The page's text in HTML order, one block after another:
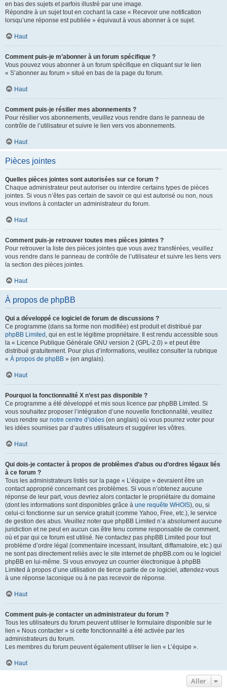
en bas des sujets et parfois illustré par une image.
Répondre à un sujet tout en cochant la case « Recevoir une notification
lorsqu’une réponse est publiée » équivaut à vous abonner à ce sujet.
Haut
Comment puis-je m’abonner à un forum spécifique ?
Vous pouvez vous abonner à un forum spécifique en cliquant sur le lien
« S’abonner au forum » situé en bas de la page du forum.
Haut
Comment puis-je résilier mes abonnements ?
Pour résilier vos abonnements, veuillez vous rendre dans le panneau de
contrôle de l’utilisateur et suivre le lien vers vos abonnements.
Haut
Pièces jointes
Quelles pièces jointes sont autorisées sur ce forum ?
Chaque administrateur peut autoriser ou interdire certains types de pièces
jointes. Si vous n’êtes pas certain de savoir ce qui est autorisé ou non, nous
vous invitons à contacter un administrateur du forum.
Haut
Comment puis-je retrouver toutes mes pièces jointes ?
Pour retrouver la liste des pièces jointes que vous avez transférées, veuillez
vous rendre dans le panneau de contrôle de l’utilisateur et suivre les liens vers
la section des pièces jointes.
Haut
À propos de phpBB
Qui a développé ce logiciel de forum de discussions ?
Ce programme (dans sa forme non modifiée) est produit et distribué par
phpBB Limited , qui en est le légitime propriétaire. Il est rendu accessible sous
la « Licence Publique Générale GNU version 2 (GPL-2.0) » et peut être
distribué gratuitement. Pour plus d’informations, veuillez consulter la rubrique
« À propos de phpBB » (en anglais).
Haut
Pourquoi la fonctionnalité X n’est pas disponible ?
Ce programme a été développé et mis sous licence par phpBB Limited. Si
vous souhaitez proposer l’intégration d’une nouvelle fonctionnalité, veuillez
vous rendre sur notre centre d’idées (en anglais) où vous pourrez voter pour
les idées soumises par d’autres utilisateurs et suggérer les vôtres.
Haut
Qui dois-je contacter à propos de problèmes d’abus ou d’ordres légaux liés
à ce forum ?
Tous les administrateurs listés sur la page « L’équipe » devraient être un
contact approprié concernant ces problèmes. Si vous n’obtenez aucune
réponse de leur part, vous devriez alors contacter le propriétaire du domaine
(dont les informations sont disponibles grâce à une requête WHOIS), ou, si
celui-ci fonctionne sur un service gratuit (comme Yahoo, Free, etc.), le service
de gestion des abus. Veuillez noter que phpBB Limited n’a absolument aucune
juridiction et ne peut en aucun cas être tenu comme responsable de comment,
où et par qui ce forum est utilisé. Ne contactez pas phpBB Limited pour tout
problème d’ordre légal (commentaire incessant, insultant, diffamatoire, etc.) qui
ne sont pas directement reliés avec le site internet de phpBB.com ou le logiciel
phpBB en lui-même. Si vous envoyez un courrier électronique à phpBB
Limited à propos d’une utilisation de tierce partie de ce logiciel, attendez-vous
à une réponse laconique ou à ne pas recevoir de réponse.
Haut
Comment puis-je contacter un administrateur du forum ?
Tous les utilisateurs du forum peuvent utiliser le formulaire disponible sur le
lien « Nous contacter » si cette fonctionnalité a été activée par les
administrateurs du forum.
Les membres du forum peuvent également utiliser le lien « L’équipe ».
Haut
Aller